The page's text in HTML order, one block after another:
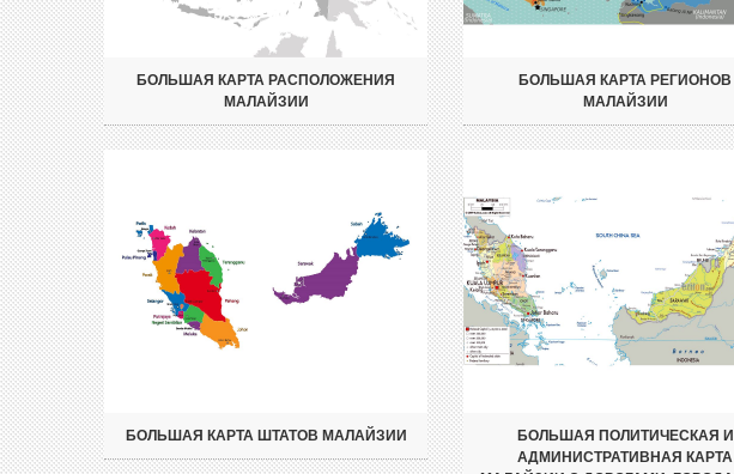
БОЛЬШАЯ КАРТА РАСПОЛОЖЕНИЯ
МАЛАЙЗИИ
БОЛЬШАЯ КАРТА РЕГИОНОВ
МАЛАЙЗИИ
БОЛЬШАЯ КАРТА ШТАТОВ МАЛАЙЗИИ
БОЛЬШАЯ ПОЛИТИЧЕСКАЯ И
АДМИНИСТРАТИВНАЯ КАРТА